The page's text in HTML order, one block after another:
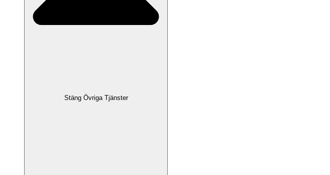
Stäng Övriga Tjänster